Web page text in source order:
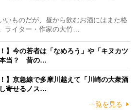
ものだが、昼から飲むお酒にはまた格
イター・作家の大竹…
】今の若者は「なめろう」や「キヌカツ
本当？ 昔の…
】京急線で多摩川越えて「川崎の大衆酒
寄せるノス…
一覧を見る